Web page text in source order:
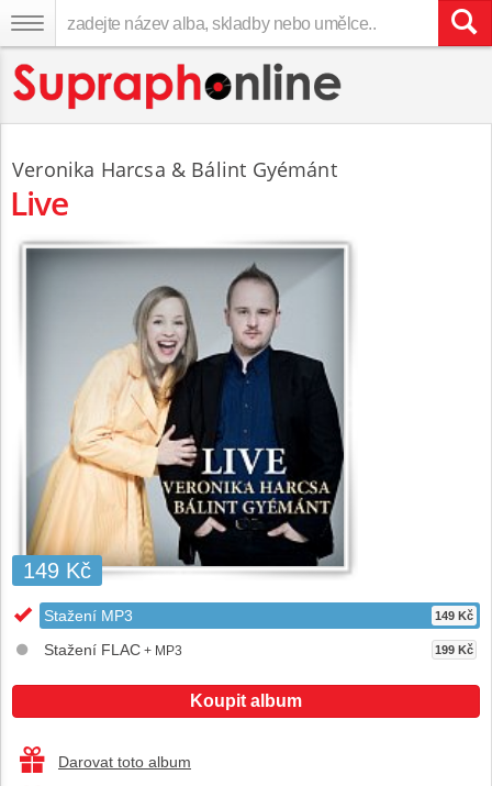
Veronika Harcsa & Bálint Gyémánt
Live
149 Kč
Stažení MP3 149 Kč
Stažení FLAC + MP3 199 Kč
Koupit album
Darovat toto album